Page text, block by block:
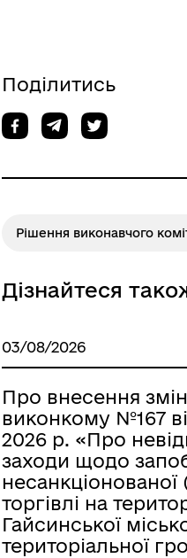
Поділитись
Рішення виконавчого
Дізнайтеся
03/08/2026
Про внесення
виконкому №167
2026 р. «Про
заходи щодо
несанкціонованої
торгівлі на
Гайсинської
територіальної